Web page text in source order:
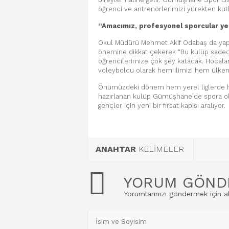
öğrenci ve antrenörlerimizi yürekten
“Amacımız, profesyonel sporcular
Okul Müdürü Mehmet Akif Odabaş da
önemine dikkat çekerek “Bu kulüp
öğrencilerimize çok şey katacak.
voleybolcu olarak hem ilimizi hem
Önümüzdeki dönem hem yerel liglerde
hazırlanan kulüp Gümüşhane’de spora
gençler için yeni bir fırsat kapısı aralıyor.
ANAHTAR KELİMELER
YORUM
Yorumlarınızı göndermek için